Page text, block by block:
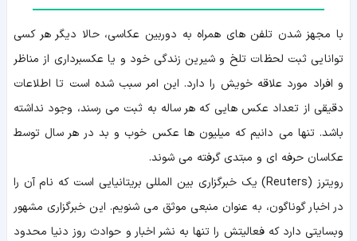
با مجهز شدن تلفن های همراه به دوربین عکاسی، حالا دیگر هر کسی
توانایی ثبت لحظات تلخ و شیرین زندگی خود و یا عکسبرداری از مناظر
و افراد مورد علاقه خویش را دارد. این امر سبب شده است تا اطلاعات
دقیقی از تعداد عکس هایی که هر ساله به ثبت می رسند، وجود نداشته
باشد. تنها می دانیم که میلیون ها عکس خوب و بد در هر سال توسط
عکاسان حرفه ای و مبتدی گرفته می شوند.
رویترز (Reuters) یک خبرگزاری بین المللی بریتانیایی است که نام آن را
در اخبار گوناگون، به عنوان منبعی موثق می شنویم. این خبرگزاری مشهور
وبسایتی دارد که فعالیتش را تنها به نشر اخبار و حوادث روز دنیا محدود